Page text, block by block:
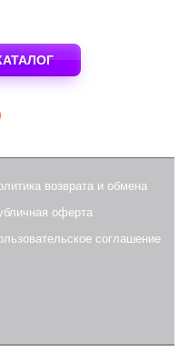
возврата и обмена
оферта
соглашение